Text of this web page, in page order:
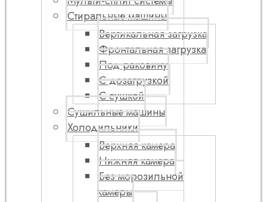
Стиральные машины
Вертикальная загрузка
Фронтальная загрузка
Под раковину
С дозагрузкой
С сушкой
Сушильные машины
Холодильники
Верхняя камера
Нижняя камера
Без морозильной
камеры